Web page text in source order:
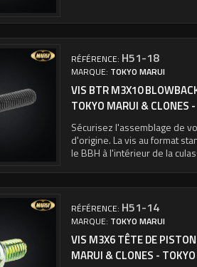
RÉFÉRENCE: H51-18
MARQUE: TOKYO MARUI
VIS BTR M3X10
TOKYO MARUI & CLONES
Sécurisez l'assemblage de
d'origine. La vis au format
le BBH à l'intérieur de la
RÉFÉRENCE: H51-14
MARQUE: TOKYO MARUI
VIS M3X6 TÊTE DE
MARUI & CLONES -